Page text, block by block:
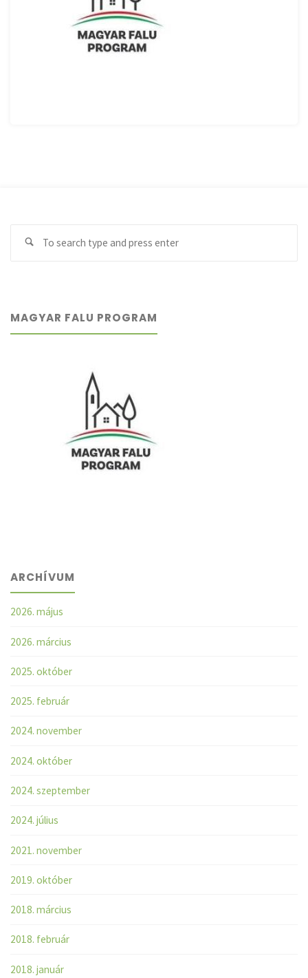
Search
MAGYAR FALU PROGRAM
ARCHÍVUM
2026. május
2026. március
2025. október
2025. február
2024. november
2024. október
2024. szeptember
2024. július
2021. november
2019. október
2018. március
2018. február
2018. január